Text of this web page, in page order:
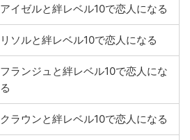
アイゼルと絆レベル10で恋人になる
リソルと絆レベル10で恋人になる
フランジュと絆レベル10で恋人にな
る
クラウンと絆レベル10で恋人になる